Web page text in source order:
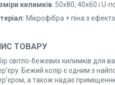
килимків: 50х80, 40х60 і U-
Мікрофібра + піна з
ТОВАРУ
світло-бежевих килимків для
Бежий колір є одним з
а також надає